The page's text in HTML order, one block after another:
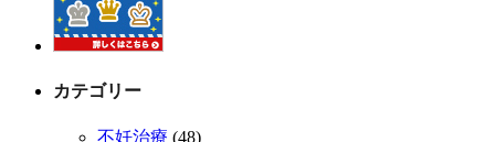
カテゴリー
不妊治療 (48)